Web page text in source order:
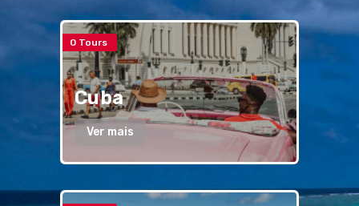
0 Tours
Cuba
Ver mais